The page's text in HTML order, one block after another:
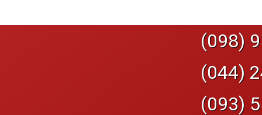
(098)
(044)
(093)